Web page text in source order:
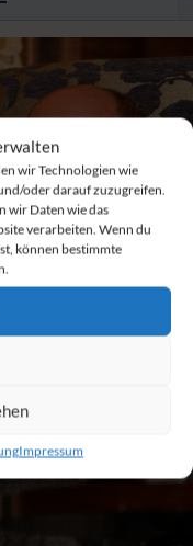
wir Technologien wie
oder darauf zuzugreifen.
wir Daten wie das
verarbeiten. Wenn du
können bestimmte
Impressum